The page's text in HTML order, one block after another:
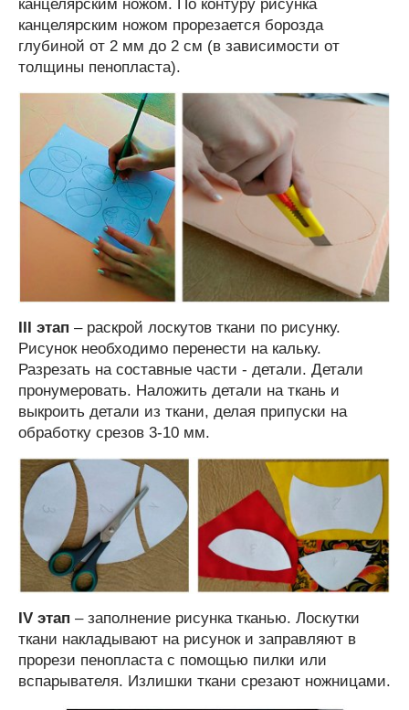
канцелярским ножом. По контуру рисунка
канцелярским ножом прорезается борозда
глубиной от 2 мм до 2 см (в зависимости от
толщины пенопласта).
III этап – раскрой лоскутов ткани по рисунку.
Рисунок необходимо перенести на кальку.
Разрезать на составные части - детали. Детали
пронумеровать. Наложить детали на ткань и
выкроить детали из ткани, делая припуски на
обработку срезов 3-10 мм.
IV этап – заполнение рисунка тканью. Лоскутки
ткани накладывают на рисунок и заправляют в
прорези пенопласта с помощью пилки или
вспарывателя. Излишки ткани срезают ножницами.